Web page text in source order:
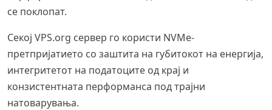
се поклопат.
Секој VPS.org сервер го користи NVMe-
претпријатието со заштита на губитокот на енергија,
интегритетот на податоците од крај и
конзистентната перформанса под трајни
натоварувања.